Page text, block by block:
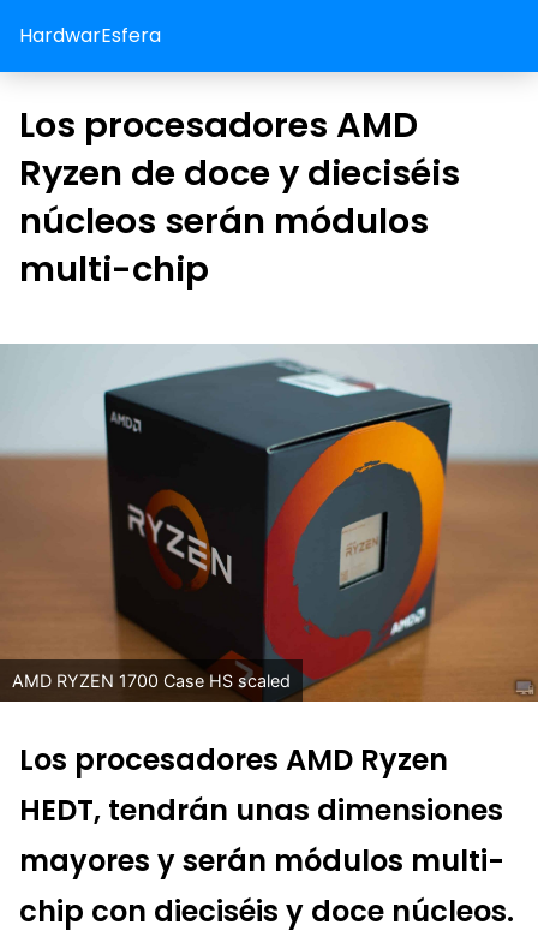
HardwarEsfera
Los procesadores AMD
Ryzen de doce y dieciséis
núcleos serán módulos
multi-chip
AMD RYZEN 1700 Case HS scaled
Los procesadores AMD Ryzen
HEDT, tendrán unas dimensiones
mayores y serán módulos multi-
chip con dieciséis y doce núcleos.